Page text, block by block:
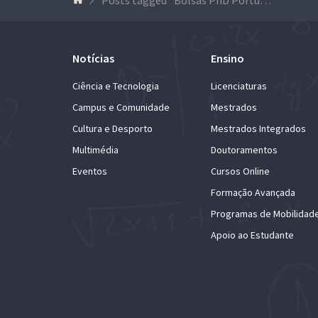
Notícias
Ciência e Tecnologia
Campus e Comunidade
Cultura e Desporto
Multimédia
Eventos
Ensino
Licenciaturas
Mestrados
Mestrados Integrados
Doutoramentos
Cursos Online
Formação Avançada
Programas de
Apoio ao Estudante